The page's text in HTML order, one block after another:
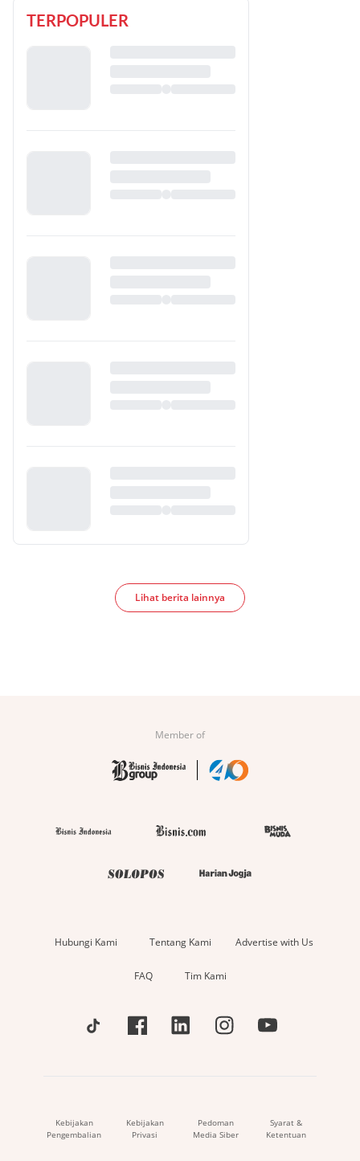
TERPOPULER
Lihat berita lainnya
Member of
Hubungi Kami Tentang Kami Advertise with Us
FAQ Tim Kami
Kebijakan
Pengembalian
Kebijakan
Privasi
Pedoman
Media Siber
Syarat &
Ketentuan